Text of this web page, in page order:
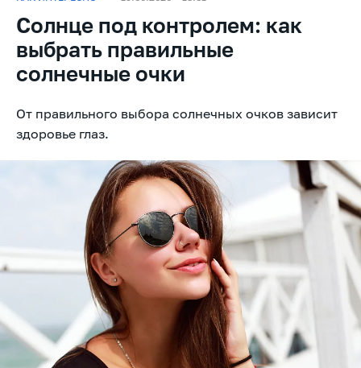
Солнце под контролем: как
выбрать правильные
солнечные очки
От правильного выбора солнечных очков зависит
здоровье глаз.